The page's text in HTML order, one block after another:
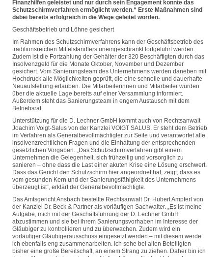
Finanzhilfen geleistet und nur durch sein Engagement konnte das
Schutzschirmverfahren ermöglicht werden.“ Erste Maßnahmen sind
dabei bereits erfolgreich in die Wege geleitet worden.
Geschäftsbetrieb und Löhne gesichert
Im Rahmen des Schutzschirmverfahrens kann der Geschäftsbetrieb des
traditionsreichen Mittelständlers uneingeschränkt fortgeführt werden.
Zudem ist die Fortzahlung der Gehälter der 320 Beschäftigten durch das
Insolvenzgeld für die Monate Oktober, November und Dezember
gesichert. Vom Sanierungsteam des Unternehmens werden daneben mit
Hochdruck alle Möglichkeiten geprüft, die eine schnelle und dauerhafte
Neuaufstellung erlauben. Die Mitarbeiterinnen und Mitarbeiter wurden
über die aktuelle Lage bereits auf einer Versammlung informiert.
Außerdem steht das Sanierungsteam in engem Austausch mit dem
Betriebsrat.
Unterstützung für die D. Lechner GmbH kommt auch von Rechtsanwalt
Joachim Voigt-Salus von der Kanzlei VOIGT SALUS. Er steht dem Betrieb
im Verfahren als Generalbevollmächtigter zur Seite und verantwortet alle
insolvenzrechtlichen Fragen und die Einhaltung der entsprechenden
gesetzlichen Vorgaben. „Das Schutzschirmverfahren gibt einem
Unternehmen die Gelegenheit, sich frühzeitig und vorsorglich zu
sanieren – ohne dass die Last einer akuten Krise eine Lösung erschwert.
Dass das Gericht den Schutzschirm hier angeordnet hat, zeigt, dass es
vom gesunden Kern und der Sanierungsfähigkeit des Unternehmens
überzeugt ist“, erklärt der Generalbevollmächtigte.
Das Amtsgericht Ansbach bestellte Rechtsanwalt Dr. Hubert Ampferl von
der Kanzlei Dr. Beck & Partner als vorläufigen Sachwalter. „Es ist meine
Aufgabe, mich mit der Geschäftsführung der D. Lechner GmbH
abzustimmen und sie bei ihrem Sanierungsvorhaben im Interesse der
Gläubiger zu kontrollieren und zu überwachen. Zudem wird ein
vorläufiger Gläubigerausschuss eingesetzt werden – mit diesem werde
ich ebenfalls eng zusammenarbeiten. Ich sehe bei allen Beteiligten
bisher eine große Bereitschaft, an einem Strang zu ziehen. Daher bin ich